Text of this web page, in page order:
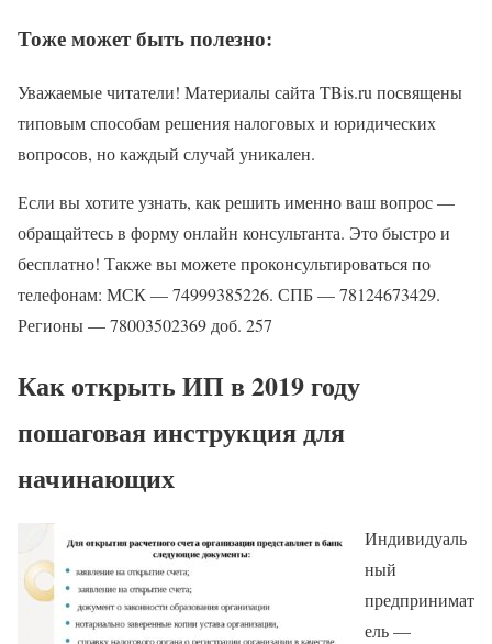
Тоже может быть полезно:
Уважаемые читатели! Материалы сайта TBis.ru посвящены
типовым способам решения налоговых и юридических
вопросов, но каждый случай уникален.
Если вы хотите узнать, как решить именно ваш вопрос —
обращайтесь в форму онлайн консультанта. Это быстро и
бесплатно! Также вы можете проконсультироваться по
телефонам: МСК — 74999385226. СПБ — 78124673429.
Регионы — 78003502369 доб. 257
Как открыть ИП в 2019 году
пошаговая инструкция для
начинающих
Индивидуаль
ный
предпринимат
ель —